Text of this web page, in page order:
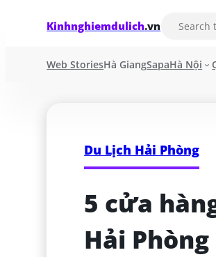
Kinhnghiemdulich.vn
Web StoriesHà GiangSapaHà Nội
Du Lịch Hải Phòng
5 cửa
Hải Phòng